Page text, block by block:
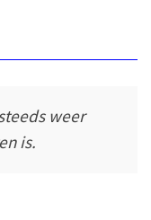
weer
is.